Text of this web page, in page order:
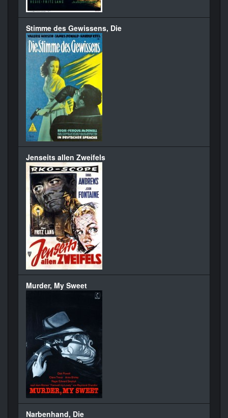
Stimme des Gewissens, Die
Jenseits allen Zweifels
Murder, My Sweet
Narbenhand, Die